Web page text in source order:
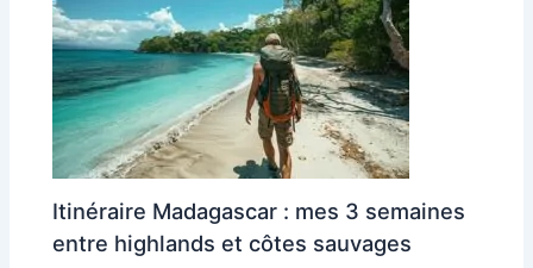
Itinéraire Madagascar : mes 3 semaines
entre highlands et côtes sauvages